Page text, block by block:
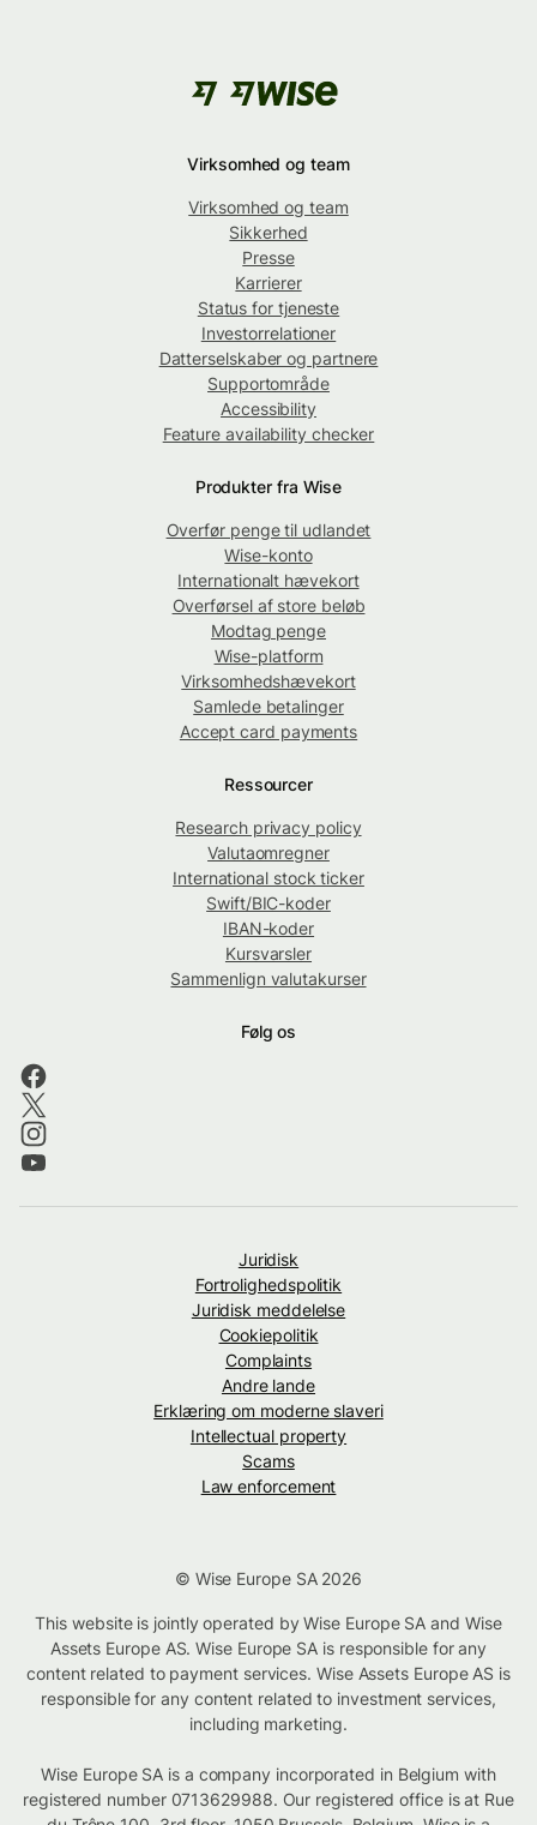
Virksomhed og team
Virksomhed og team
Sikkerhed
Presse
Karrierer
Status for tjeneste
Investorrelationer
Datterselskaber og partnere
Supportområde
Accessibility
Feature availability checker
Produkter fra Wise
Overfør penge til udlandet
Wise-konto
Internationalt hævekort
Overførsel af store beløb
Modtag penge
Wise-platform
Virksomhedshævekort
Samlede betalinger
Accept card payments
Ressourcer
Research privacy policy
Valutaomregner
International stock ticker
Swift/BIC-koder
IBAN-koder
Kursvarsler
Sammenlign valutakurser
Følg os
Juridisk
Fortrolighedspolitik
Juridisk meddelelse
Cookiepolitik
Complaints
Andre lande
Erklæring om moderne slaveri
Intellectual property
Scams
Law enforcement
© Wise Europe SA 2026
This website is jointly operated by Wise Europe SA and Wise
Assets Europe AS. Wise Europe SA is responsible for any
content related to payment services. Wise Assets Europe AS is
responsible for any content related to investment services,
including marketing.
Wise Europe SA is a company incorporated in Belgium with
registered number 0713629988. Our registered office is at Rue